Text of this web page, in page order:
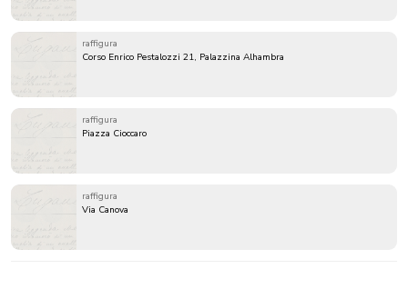
raffigura
Corso Enrico Pestalozzi 21, Palazzina Alhambra
raffigura
Piazza Cioccaro
raffigura
Via Canova